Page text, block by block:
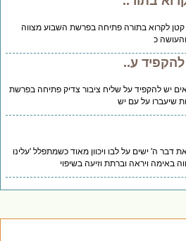
לקרוא בתורה פתיחה בפרשת השבוע מצווה
כ
ע..
להקפיד על שליח ציבור צדיק פתיחה בפרשת
על עם יש
ה' ישים על לבו ויכוון מאוד כשמתפלל 'עלינו
ויראה וברתת וזיעה בשיפוי